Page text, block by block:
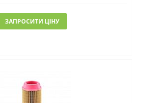
ЗАПРОСИТИ ЦІНУ